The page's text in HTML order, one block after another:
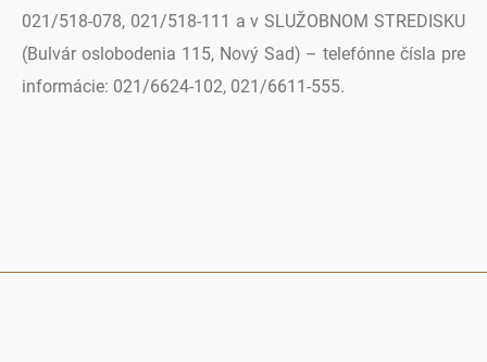
021/518-078, 021/518-111 a v SLUŽOBNOM STREDISKU
(Bulvár oslobodenia 115, Nový Sad) – telefónne čísla pre
informácie: 021/6624-102, 021/6611-555.